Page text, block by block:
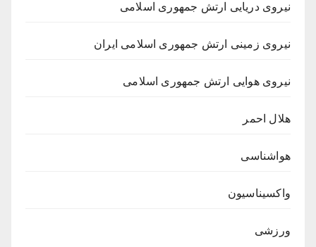
نیروی دریایی ارتش جمهوری اسلامی
نیروی زمینی ارتش جمهوری اسلامی ایران
نیروی هوایی ارتش جمهوری اسلامی
هلال احمر
هواشناسی
واکسیناسیون
ورزشی